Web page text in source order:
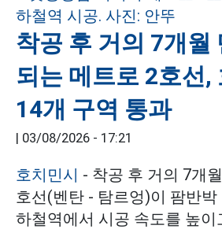
착공 후 거의 7개월
되는 메트로 2호선,
14개 구역 통과
| 03/08/2026 - 17:21
호치민시 - 착공 후 거의 7개
호선(벤탄 - 탐르엉)이 팜반박
하철역에서 시공 속도를 높이